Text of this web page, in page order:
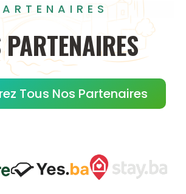
PARTENAIRES
Tous Nos Partenaires